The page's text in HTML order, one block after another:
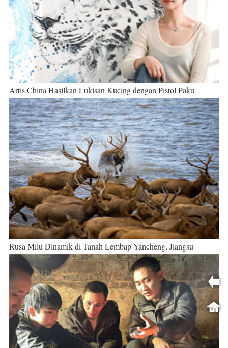
Artis China Hasilkan Lukisan Kucing dengan Pistol Paku
Rusa Milu Dinamik di Tanah Lembap Yancheng, Jiangsu